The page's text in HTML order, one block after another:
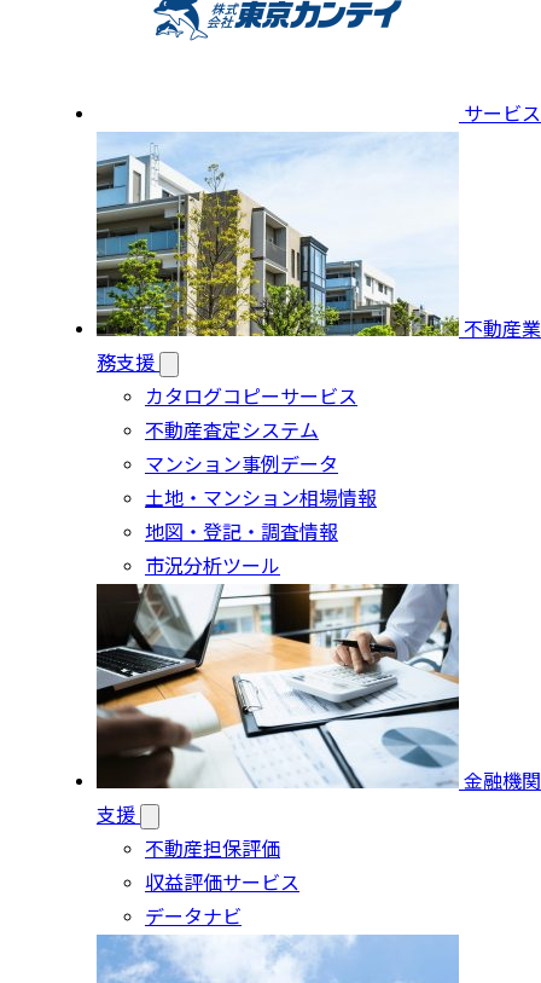
サービス
不動産業
務支援
カタログコピーサービス
不動産査定システム
マンション事例データ
土地・マンション相場情報
地図・登記・調査情報
市況分析ツール
金融機関
支援
不動産担保評価
収益評価サービス
データナビ